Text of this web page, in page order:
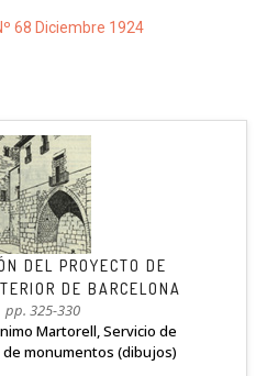
68 Diciembre 1924
DEL PROYECTO DE
DE BARCELONA
pp. 325-330
Martorell, Servicio de
de monumentos (dibujos)